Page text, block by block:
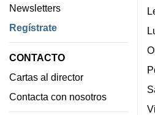
Newsletters
Regístrate
CONTACTO
Cartas al director
Contacta con nosotros